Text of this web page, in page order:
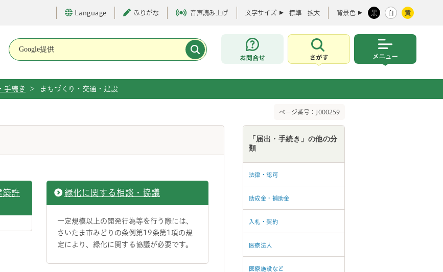
Language ふりがな 音声読み上げ 文字サイズ 標準 拡大 背景色 黒 白 黄
お問合せ
さがす
手続き > まちづくり・交通・建設
ページ番号：J000259
築許
緑化に関する相談・協議
一定規模以上の開発行為等を行う際には、
さいたま市みどりの条例第19条第1項の規
定により、緑化に関する協議が必要です。
「届出・手続き」の他の分
類
法律・認可
助成金・補助金
入札・契約
医療法人
医療施設など